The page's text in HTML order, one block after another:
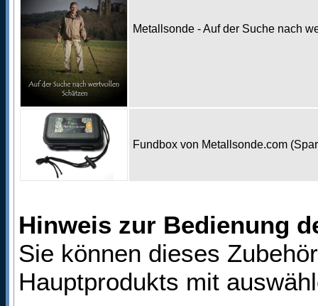
Metallsonde - Auf der Suche nach
Fundbox von Metallsonde.com
Hinweis zur Bedienung
Sie können dieses
Hauptprodukts mit